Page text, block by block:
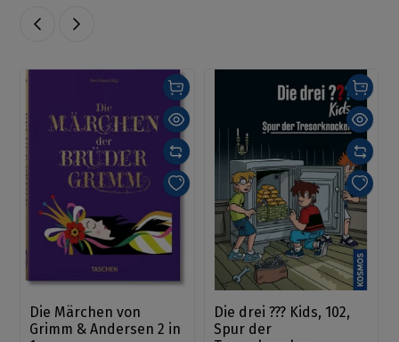
Die Märchen von
Grimm & Andersen 2 in
Die drei ??? Kids, 102,
Spur der